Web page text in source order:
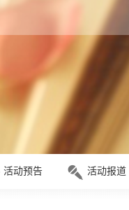
活动预告 活动报道